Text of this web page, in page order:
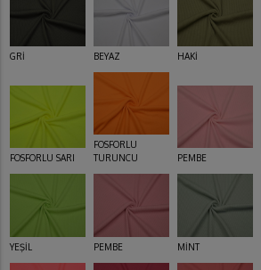
GRİ BEYAZ HAKİ
FOSFORLU SARI
FOSFORLU
TURUNCU
PEMBE
YEŞİL PEMBE MİNT